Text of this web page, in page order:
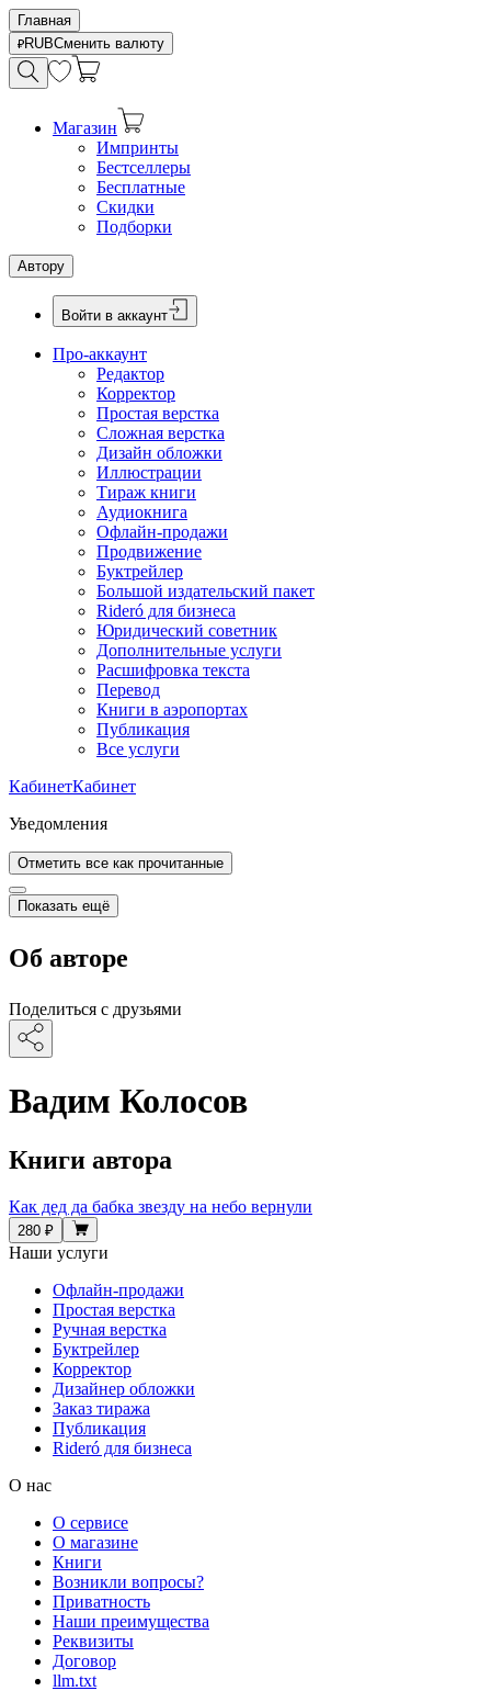
Главная
RUBСменить валюту
Магазин
Импринты
Бестселлеры
Бесплатные
Скидки
Подборки
Автору
Войти в аккаунт
Про-аккаунт
Редактор
Корректор
Простая верстка
Сложная верстка
Дизайн обложки
Иллюстрации
Тираж книги
Аудиокнига
Офлайн-продажи
Продвижение
Буктрейлер
Большой издательский пакет
Rideró для бизнеса
Юридический советник
Дополнительные услуги
Расшифровка текста
Перевод
Книги в аэропортах
Публикация
Все услуги
КабинетКабинет
Уведомления
Отметить все как прочитанные
Показать ещё
Об авторе
Поделиться с друзьями
Вадим Колосов
Книги автора
Как дед да бабка звезду на небо вернули
280 ₽
Наши услуги
Офлайн-продажи
Простая верстка
Ручная верстка
Буктрейлер
Корректор
Дизайнер обложки
Заказ тиража
Публикация
Rideró для бизнеса
О нас
О сервисе
О магазине
Книги
Возникли вопросы?
Приватность
Наши преимущества
Реквизиты
Договор
llm.txt